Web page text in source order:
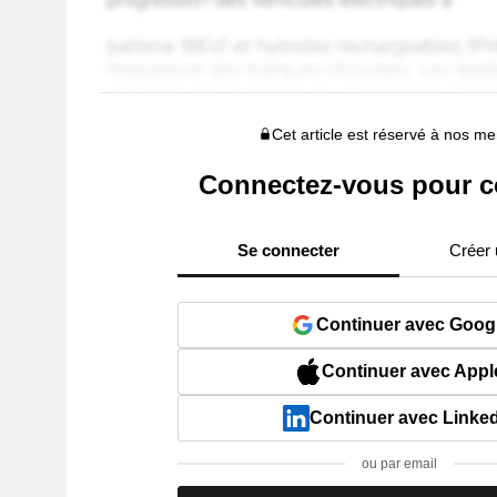
Cet article est réservé à nos
Connectez-vous pour
Se connecter Créer
Continuer avec
Continuer avec
Continuer avec
ou par email